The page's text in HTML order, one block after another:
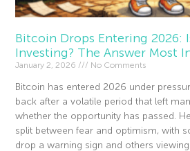
Bitcoin Drops Entering 2026:
Investing? The Answer Most
January 2, 2026 No Comments
Bitcoin has entered 2026 under
back after a volatile period that left
whether the opportunity has passed.
split between fear and optimism, with
drop a warning sign and others